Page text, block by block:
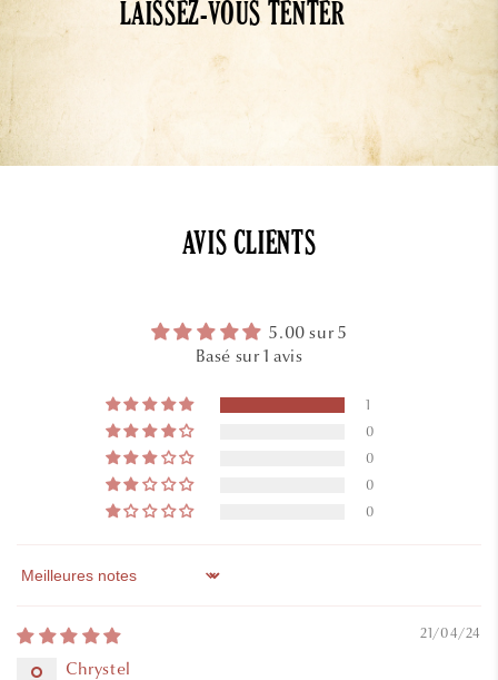
LAISSEZ-VOUS TENTER
AVIS CLIENTS
5.00 sur 5
Basé sur 1 avis
1
0
0
0
0
Sort by
21/04/24
Chrystel